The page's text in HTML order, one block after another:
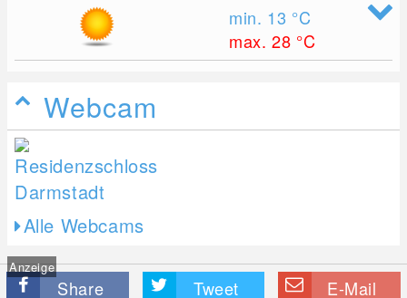
min. 13 °C
max. 28 °C
Webcam
Alle Webcams
Anzeige
Share Tweet E-Mail